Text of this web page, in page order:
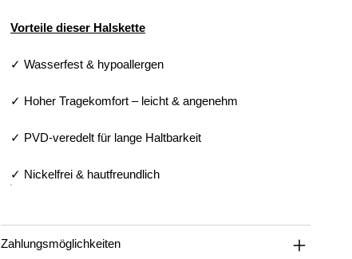
Vorteile dieser Halskette
✓ Wasserfest & hypoallergen
✓ Hoher Tragekomfort – leicht & angenehm
✓ PVD-veredelt für lange Haltbarkeit
✓ Nickelfrei & hautfreundlich
Zahlungsmöglichkeiten